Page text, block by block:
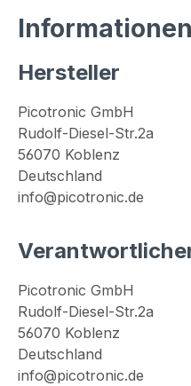
Hersteller
Picotronic GmbH
Rudolf-Diesel-Str.2a
56070 Koblenz
Deutschland
info@picotronic.de
Picotronic GmbH
Rudolf-Diesel-Str.2a
56070 Koblenz
Deutschland
info@picotronic.de